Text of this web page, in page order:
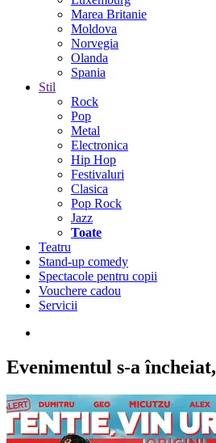
Marea Britanie
Moldova
Norvegia
Olanda
Spania
Stil
Rock
Pop
Metal
Electronica
Hip Hop
Festivaluri
Clasica
Pop Rock
Jazz
Toate
Teatru
Stand-up comedy
Spectacole pentru copii
Vouchere cadou
Servicii
Evenimentul s-a încheiat,